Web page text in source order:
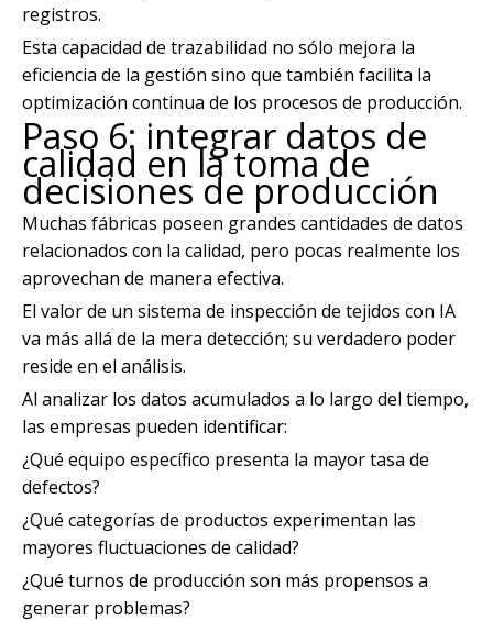
registros.
Esta capacidad de trazabilidad no sólo mejora la
eficiencia de la gestión sino que también facilita la
optimización continua de los procesos de producción.
Paso 6: integrar datos de
calidad en la toma de
decisiones de producción
Muchas fábricas poseen grandes cantidades de datos
relacionados con la calidad, pero pocas realmente los
aprovechan de manera efectiva.
El valor de un sistema de inspección de tejidos con IA
va más allá de la mera detección; su verdadero poder
reside en el análisis.
Al analizar los datos acumulados a lo largo del tiempo,
las empresas pueden identificar:
¿Qué equipo específico presenta la mayor tasa de
defectos?
¿Qué categorías de productos experimentan las
mayores fluctuaciones de calidad?
¿Qué turnos de producción son más propensos a
generar problemas?